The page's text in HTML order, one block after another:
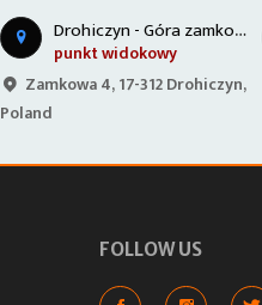
R
uiny Kościoła Zamkowego - Mielnik
ciekawe miejsce (inne)
Brzeska 87, 17-307 Mielnik,
Poland
FOLLOW US